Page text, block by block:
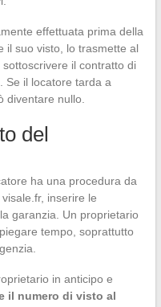
effettuata prima della
il suo visto, lo trasmette al
il contratto di
Se il locatore tarda a
diventare nullo.
del
ha una procedura da
inserire le
garanzia. Un proprietario
tempo, soprattutto
in anticipo e
il numero di visto al